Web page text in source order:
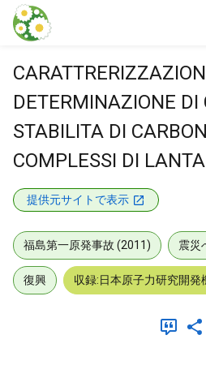
本文に飛ぶ
DETERMINAZIONE DI
STABILITA DI
COMPLESSI DI
提供元サイトで表示
福島第一原発事故 (2011) 震災
復興 収録:日本原子力研究開発